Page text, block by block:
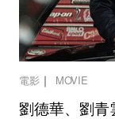
電影 ｜ MOVIE
劉德華、劉青